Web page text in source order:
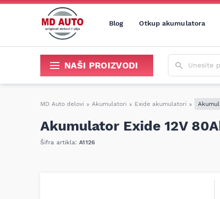
Blog Otkup akumulatora
NAŠI PROIZVODI
MD Auto delovi » Akumulatori » Exide akumulatori »
Akumulator Exide 12V
Šifra artikla:A1126